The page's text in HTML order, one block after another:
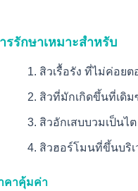
รรักษาเหมาะสำหรับ
สิวเรื้อรัง ที่ไม่ค่อย
สิวที่มักเกิดขึ้นที่เดิม
สิวอักเสบบวมเป็นไต
สิวฮอร์โมนที่ขึ้นบริ
คาคุ้มค่า